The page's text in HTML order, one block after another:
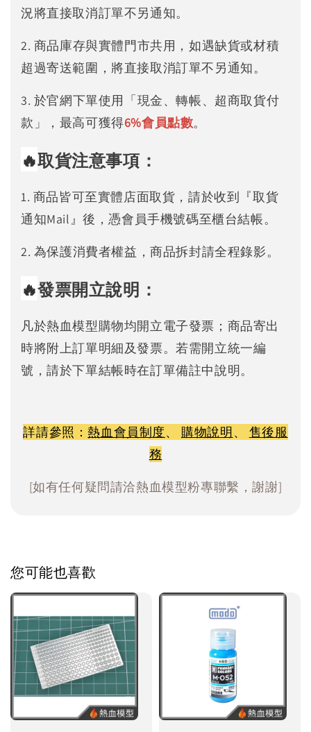
況將直接取消訂單不另通知。
2. 商品庫存與實體門市共用，如遇缺貨或材積
超過寄送範圍，將直接取消訂單不另通知。
3. 於官網下單使用「現金、轉帳、超商取貨付
款」，最高可獲得6%會員點數。
🔥取貨注意事項：
1. 商品皆可至實體店面取貨，請於收到『取貨
通知Mail』後，憑會員手機號碼至櫃台結帳。
2. 為保護消費者權益，商品拆封請全程錄影。
🔥發票開立說明：
凡於熱血模型購物均開立電子發票；商品寄出
時將附上訂單明細及發票。若需開立統一編
號，請於下單結帳時在訂單備註中說明。
詳請參照：熱血會員制度、 購物說明、 售後服
務
[如有任何疑問請洽熱血模型粉專聯繫，謝謝]
您可能也喜歡